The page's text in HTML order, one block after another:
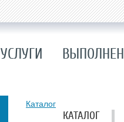
УСЛУГИ
Каталог
КАТАЛОГ